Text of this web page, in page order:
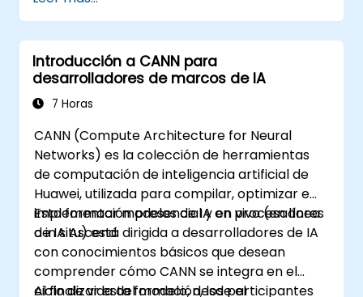
Introducción a CANN para
desarrolladores de marcos de IA
7 Horas
CANN (Compute Architecture for Neural
Networks) es la colección de herramientas
de computación de inteligencia artificial de
Huawei, utilizada para compilar, optimizar e
implementar modelos de IA en procesadores
de IA Ascend.
Esta formación presencial y en vivo (en línea
o in situ) está dirigida a desarrolladores de IA
con conocimientos básicos que desean
comprender cómo CANN se integra en el
ciclo de vida del modelo, desde el
Al finalizar esta formación, los participantes